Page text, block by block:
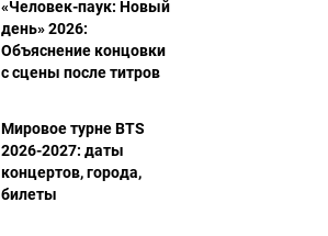
«Человек-паук: Новый
день» 2026:
Объяснение концовки
с сцены после титров
Мировое турне BTS
2026-2027: даты
концертов, города,
билеты